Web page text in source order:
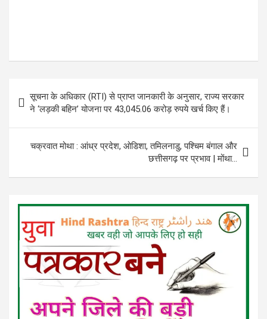
navigation
सूचना के अधिकार (RTI) से प्राप्त जानकारी के अनुसार, राज्य सरकार
ने ‘लड़की बहिन’ योजना पर 43,045.06 करोड़ रुपये खर्च किए हैं।
चक्रवात मोथा : आंध्र प्रदेश, ओडिशा, तमिलनाडु, पश्चिम बंगाल और
छत्तीसगढ़ पर प्रभाव | मोंथा…